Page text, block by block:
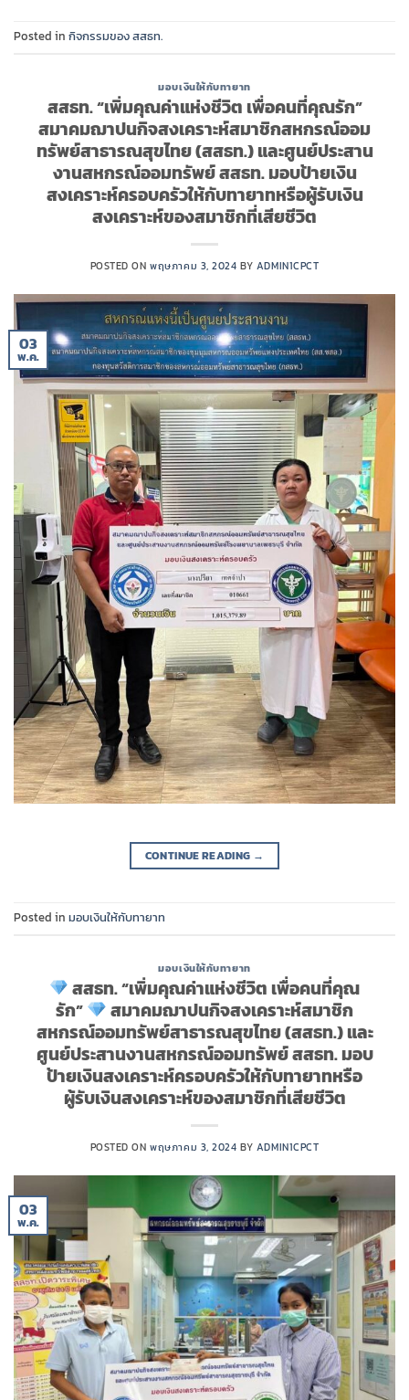
Posted in กิจกรรมของ สสธท.
มอบเงินให้กับทายาท
สสธท. “เพิ่มคุณค่าแห่งชีวิต เพื่อคนที่คุณรัก”
สมาคมฌาปนกิจสงเคราะห์สมาชิกสหกรณ์ออม
ทรัพย์สาธารณสุขไทย (สสธท.) และศูนย์ประสาน
งานสหกรณ์ออมทรัพย์ สสธท. มอบป้ายเงิน
สงเคราะห์ครอบครัวให้กับทายาทหรือผู้รับเงิน
สงเคราะห์ของสมาชิกที่เสียชีวิต
POSTED ONพฤษภาคม 3, 2024 BY ADMIN1CPCT
03
พ.ค.
CONTINUE READING →
Posted in มอบเงินให้กับทายาท
มอบเงินให้กับทายาท
สสธท. “เพิ่มคุณค่าแห่งชีวิต เพื่อคนที่คุณ
รัก”
สมาคมฌาปนกิจสงเคราะห์สมาชิก
สหกรณ์ออมทรัพย์สาธารณสุขไทย (สสธท.) และ
ศูนย์ประสานงานสหกรณ์ออมทรัพย์ สสธท. มอบ
ป้ายเงินสงเคราะห์ครอบครัวให้กับทายาทหรือ
ผู้รับเงินสงเคราะห์ของสมาชิกที่เสียชีวิต
POSTED ONพฤษภาคม 3, 2024 BY ADMIN1CPCT
03
พ.ค.